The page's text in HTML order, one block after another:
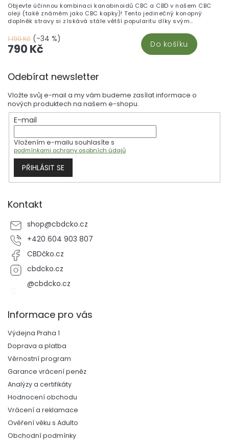
1 190 Kč (-34 %)
790 Kč Do košíku
Objevte účinnou kombinaci kanabinoidů CBC a CBD v našem CBC
oleji (také známém jako CBC kapky)! Tento jedinečný konopný
doplněk stravy si získává stále větší popularitu díky svým
neuroprotektivním a protizánětlivým vlastnostem. Každá kapka
obsahuje 4 mg CBC a 4 mg CBD. Jaké jsou výhody této synergické
kombinace CBC a CBD oleje?
Odebírat newsletter
Vložte svůj e-mail a my vám budeme zasílat informace o
nových produktech na našem e-shopu.
E-mail
Vložením e-mailu souhlasíte s
podmínkami ochrany osobních údajů
PŘIHLÁSIT SE
Kontakt
shop@cbdcko.cz
+420 604 903 807
CBDčko.cz
cbdcko.cz
@cbdcko.cz
Informace pro vás
Výdejna Praha 1
Doprava a platba
Věrnostní program
Garance vrácení peněz
Analýzy a certifikáty
Hodnocení obchodu
Vrácení a reklamace
Ověření věku s Adulto
Obchodní podmínky